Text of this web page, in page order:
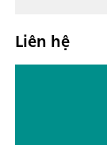
Liên hệ